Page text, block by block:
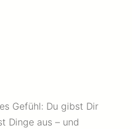
Gefühl: Du gibst Dir
Dinge aus – und